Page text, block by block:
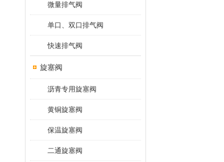
微量排气阀
单口、双口排气阀
快速排气阀
旋塞阀
沥青专用旋塞阀
黄铜旋塞阀
保温旋塞阀
二通旋塞阀